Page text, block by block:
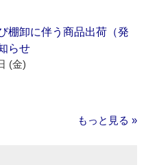
棚卸に伴う商品出荷（発
らせ
(金)
もっと見る »